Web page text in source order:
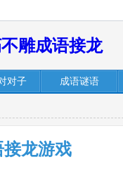
雕成语接龙
对子 成语谜语
龙游戏